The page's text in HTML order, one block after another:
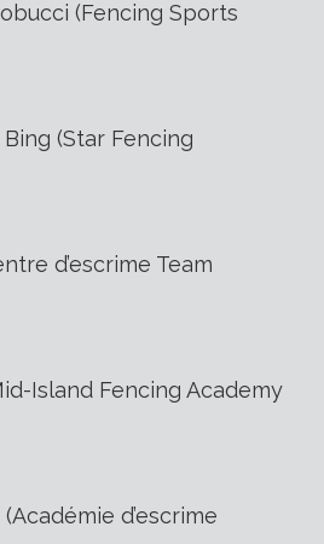
(Fencing Sports
(Star Fencing
d’escrime Team
Island Fencing Academy
d’escrime